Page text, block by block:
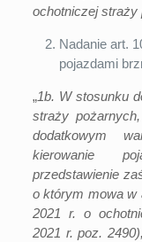
ochotniczej straży
Nadanie art.
pojazdami
„1b. W stosunku
straży
dodatkowym
kierowanie
przedstawienie
o którym mowa w
2021 r. o
2021 r.poz.